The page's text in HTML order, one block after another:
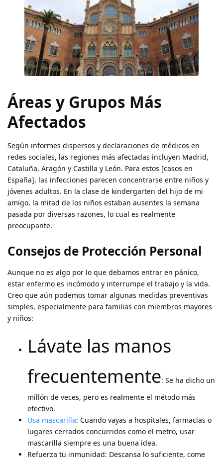
Áreas y Grupos Más
Afectados
Según informes dispersos y declaraciones de médicos en
redes sociales, las regiones más afectadas incluyen Madrid,
Cataluña, Aragón y Castilla y León. Para estos [casos en
España], las infecciones parecen concentrarse entre niños y
jóvenes adultos. En la clase de kindergarten del hijo de mi
amigo, la mitad de los niños estaban ausentes la semana
pasada por diversas razones, lo cual es realmente
preocupante.
Consejos de Protección Personal
Aunque no es algo por lo que debamos entrar en pánico,
estar enfermo es incómodo y interrumpe el trabajo y la vida.
Creo que aún podemos tomar algunas medidas preventivas
simples, especialmente para familias con miembros mayores
y niños:
Lávate las manos
frecuentemente: Se ha dicho un
millón de veces, pero es realmente el método más
efectivo.
Usa mascarilla: Cuando vayas a hospitales, farmacias o
lugares cerrados concurridos como el metro, usar
mascarilla siempre es una buena idea.
Refuerza tu inmunidad: Descansa lo suficiente, come